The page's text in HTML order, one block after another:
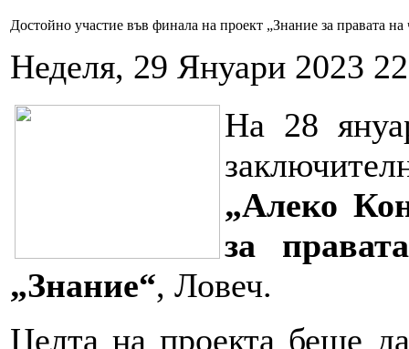
Достойно участие във финала на проект „Знание за правата на
Неделя, 29 Януари 2023
На 28
„Алеко
за
„Знание“, Ловеч.
Целта на проекта беше